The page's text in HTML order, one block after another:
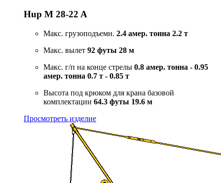
Hup M 28-22 A
Макс. грузоподъемн. 2.4 амер. тонна 2.2 т
Макс. вылет 92 футы 28 м
Макс. г/п на конце стрелы 0.8 амер. тонна - 0.95
амер. тонна 0.7 т - 0.85 т
Высота под крюком для крана базовой
комплектации 64.3 футы 19.6 м
Просмотреть изделие